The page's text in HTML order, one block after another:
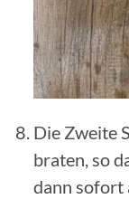
Die Zweite
braten, so
dann sofort